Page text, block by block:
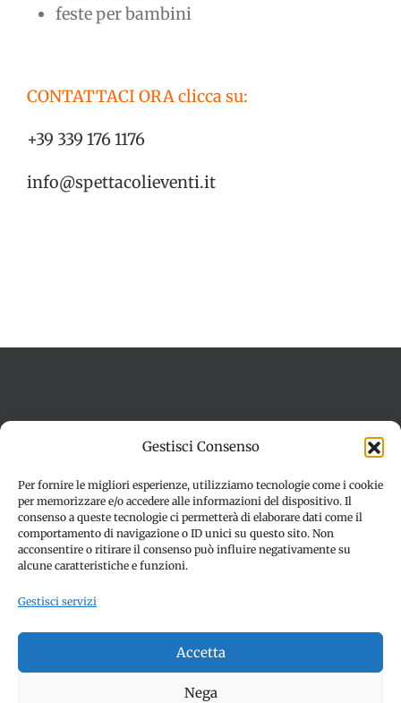
Gestisci Consenso
Per fornire le migliori esperienze, utilizziamo tecnologie come i cookie
per memorizzare e/o accedere alle informazioni del dispositivo. Il
consenso a queste tecnologie ci permetterà di elaborare dati come il
comportamento di navigazione o ID unici su questo sito. Non
acconsentire o ritirare il consenso può influire negativamente su
alcune caratteristiche e funzioni.
Gestisci servizi
Accetta
Nega
feste per bambini
CONTATTACI ORA clicca su:
+39 339 176 1176
info@spettacolieventi.it
Disconoscimento
© Copyright 2012 -2026 | SPETTACOLI EVENTI - CIVITANOVA
MARCHE (MC) - Partita iva: 01907890436 | ALL RIGHTS
RESERVED | Made with ❤️ by